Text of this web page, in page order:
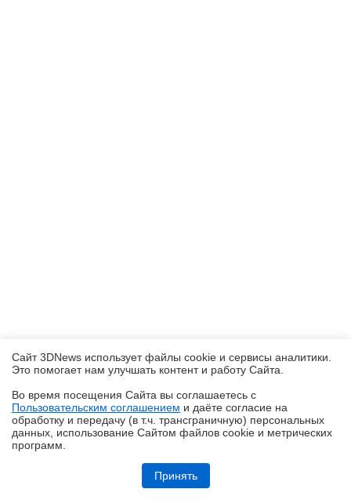
Обзор игрового Tandem WOLED-монитора ASUS ROG Strix OLED
XG27AQWMG: запланированный апгрейд
Сайт 3DNews использует файлы cookie и сервисы аналитики.
Это помогает нам улучшать контент и работу Cайта.
Во время посещения Cайта вы соглашаетесь с
Пользовательским соглашением и даёте согласие на
обработку и передачу (в т.ч. трансграничную) персональных
данных, использование Cайтом файлов cookie и метрических
программ.
Принять